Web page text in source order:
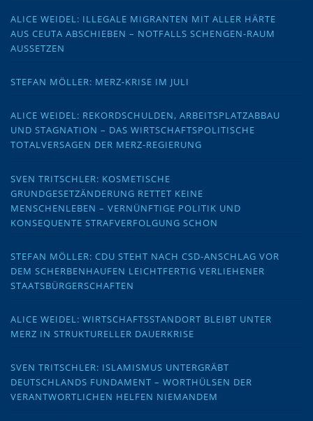
ALICE WEIDEL: ILLEGALE MIGRANTEN MIT ALLER HÄRTE
AUS CEUTA ABSCHIEBEN – NOTFALLS SCHENGEN-RAUM
AUSSETZEN
STEFAN MÖLLER: MERZ-KRISE IM JULI
ALICE WEIDEL: REKORDSCHULDEN, ARBEITSPLATZABBAU
UND STAGNATION – DAS WIRTSCHAFTSPOLITISCHE
TOTALVERSAGEN DER MERZ-REGIERUNG
SVEN TRITSCHLER: KOSMETISCHE
GRUNDGESETZÄNDERUNG RETTET KEINE
MENSCHENLEBEN – VERNÜNFTIGE POLITIK UND
KONSEQUENTE STRAFVERFOLGUNG SCHON
STEFAN MÖLLER: CDU STEHT NACH CSD-ANSCHLAG VOR
DEM SCHERBENHAUFEN LEICHTFERTIG VERLIEHENER
STAATSBÜRGERSCHAFTEN
ALICE WEIDEL: WIRTSCHAFTSSTANDORT BLEIBT UNTER
MERZ IN STRUKTURELLER DAUERKRISE
SVEN TRITSCHLER: ISLAMISMUS UNTERGRÄBT
DEUTSCHLANDS FUNDAMENT – WORTHÜLSEN DER
VERANTWORTLICHEN HELFEN NIEMANDEM